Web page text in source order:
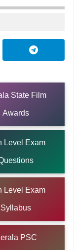
State Film
Awards
Level Exam
Level Exam
Syllabus
PSC